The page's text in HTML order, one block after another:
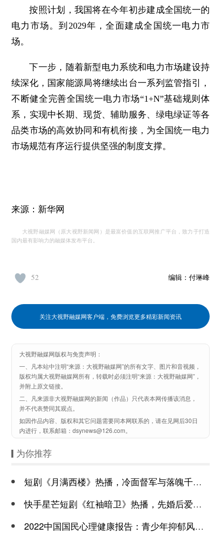
按照计划，我国将在今年初步建成全国统一的
电力市场。到2029年，全面建成全国统一电力市
场。
下一步，随着新型电力系统和电力市场建设持
续深化，国家能源局将继续出台一系列监管指引，
不断健全完善全国统一电力市场“1+N”基础规则体
系，实现中长期、现货、辅助服务、绿电绿证等各
品类市场的高效协同和有机衔接，为全国统一电力
市场规范有序运行提供坚强的制度支撑。
来源：新华网
大视野融媒网（原大视野新闻网）是最富价值的互联网推广平台，致力于打造
国内最有影响力的融媒体发布平台。
编辑： 付琳峰
52
关注大视野融媒网客户端，免费浏览更多精彩新闻资讯
大视野融媒网版权与免责声明：
一、凡本站中注明“来源：大视野融媒网”的所有文字、图片和音视频，
版权均属大视野融媒网所有，转载时必须注明“来源：大视野融媒网”，
并附上原文链接。
二、凡来源非大视野融媒网的新闻（作品）只代表本网传播该消息，
并不代表赞同其观点。
如因作品内容、版权和其它问题需要同本网联系的，请在见网后30日
内进行，联系邮箱：dsynews@126.com。
为你推荐
短剧《月满西楼》热播，冷面督军与落魄千金谱写民国传奇
快手星芒短剧《红袖暗卫》热播，先婚后爱诠释别样浪漫
2022中国国民心理健康报告：青少年抑郁风险高于成年